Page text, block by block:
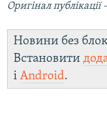
Оригінал публікації
Новини без
Встановити
і Android.